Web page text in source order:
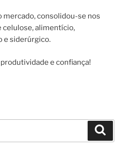
mercado, consolidou-se nos
celulose, alimentício,
e siderúrgico.
e confiança!